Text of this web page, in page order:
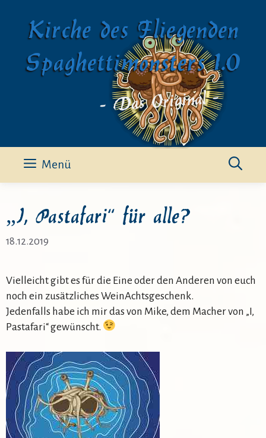
springenKirche des Fliegenden
Spaghettimonsters 1.0
- Das Original -
Menü
„I, Pastafari“ für alle?
18.12.2019
Vielleicht gibt es für die Eine oder den Anderen von euch
noch ein zusätzliches WeinAchtsgeschenk.
Jedenfalls habe ich mir das von Mike, dem Macher von „I,
Pastafari“ gewünscht.